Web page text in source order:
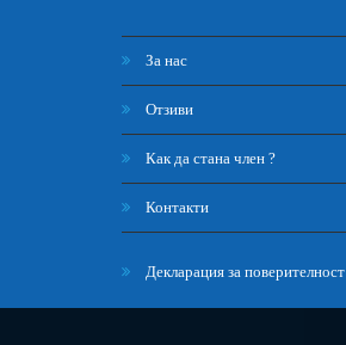
За нас
Отзиви
Как да стана член ?
Контакти
Декларация за поверителност